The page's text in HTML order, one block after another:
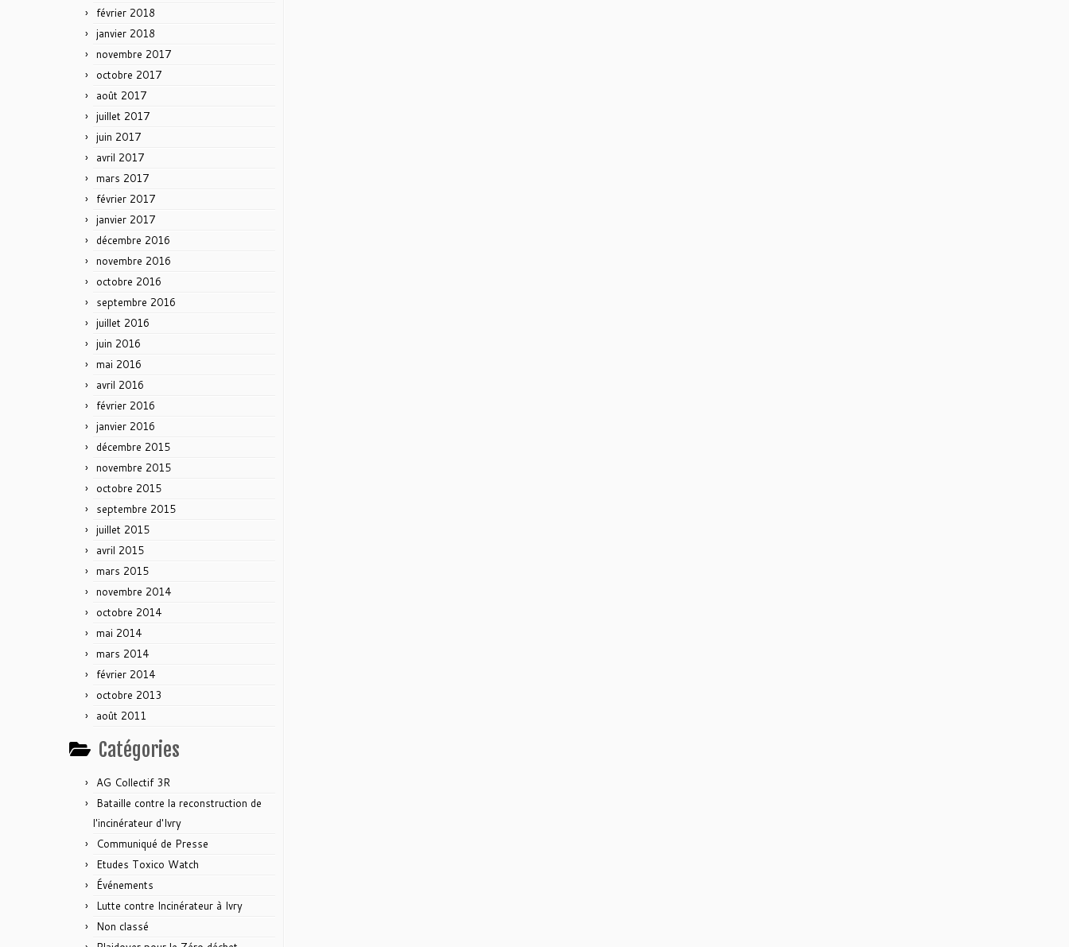
février 2018
janvier 2018
novembre 2017
octobre 2017
août 2017
juillet 2017
juin 2017
avril 2017
mars 2017
février 2017
janvier 2017
décembre 2016
novembre 2016
octobre 2016
septembre 2016
juillet 2016
juin 2016
mai 2016
avril 2016
février 2016
janvier 2016
décembre 2015
novembre 2015
octobre 2015
septembre 2015
juillet 2015
avril 2015
mars 2015
novembre 2014
octobre 2014
mai 2014
mars 2014
février 2014
octobre 2013
août 2011
Catégories
AG Collectif 3R
Bataille contre la reconstruction de
l'incinérateur d'Ivry
Communiqué de Presse
Etudes Toxico Watch
Événements
Lutte contre Incinérateur à Ivry
Non classé